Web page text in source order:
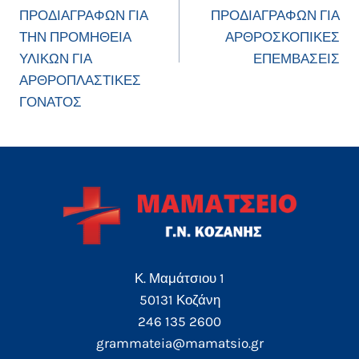
ΠΡΟΔΙΑΓΡΑΦΩΝ ΓΙΑ
ΤΗΝ ΠΡΟΜΗΘΕΙΑ
ΥΛΙΚΩΝ ΓΙΑ
ΑΡΘΡΟΠΛΑΣΤΙΚΕΣ
ΓΟΝΑΤΟΣ
ΠΡΟΔΙΑΓΡΑΦΩΝ ΓΙΑ
ΑΡΘΡΟΣΚΟΠΙΚΕΣ
ΕΠΕΜΒΑΣΕΙΣ
Κ. Μαμάτσιου 1
50131 Κοζάνη
246 135 2600
grammateia@mamatsio.gr